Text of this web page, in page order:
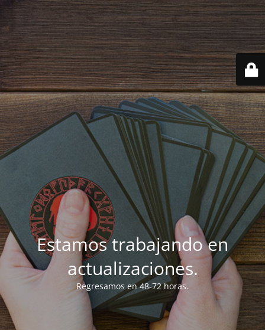
Estamos trabajando en
actualizaciones.
Regresamos en 48-72 horas.